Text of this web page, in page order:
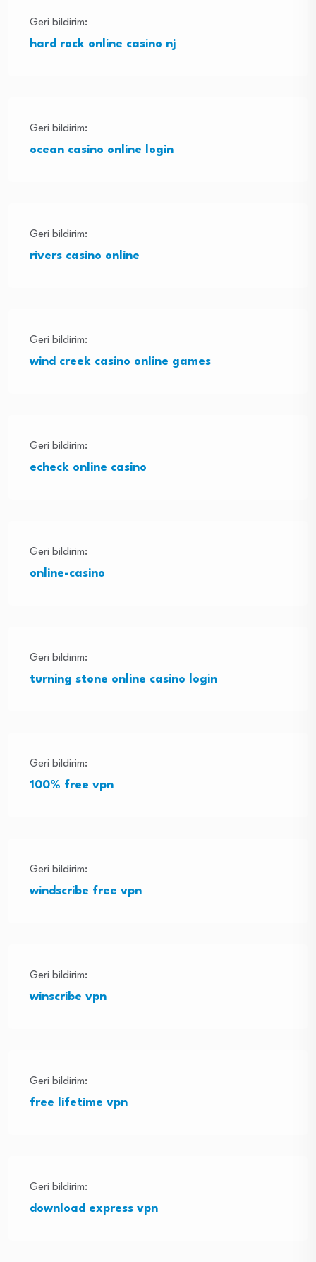
Geri bildirim:
hard rock online casino nj
Geri bildirim:
ocean casino online login
Geri bildirim:
rivers casino online
Geri bildirim:
wind creek casino online games
Geri bildirim:
echeck online casino
Geri bildirim:
online-casino
Geri bildirim:
turning stone online casino login
Geri bildirim:
100% free vpn
Geri bildirim:
windscribe free vpn
Geri bildirim:
winscribe vpn
Geri bildirim:
free lifetime vpn
Geri bildirim:
download express vpn